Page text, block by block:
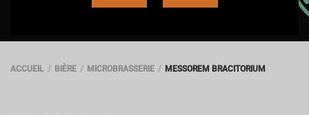
ACCUEIL BIÈRE MICROBRASSERIE MESSOREM BRACITORIUM